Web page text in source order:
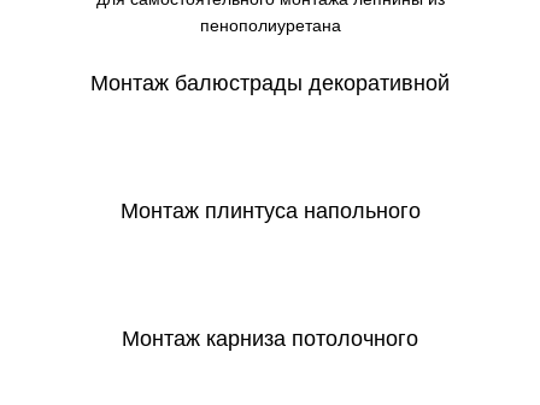
пенополиуретана
Монтаж балюстрады декоративной
Монтаж плинтуса напольного
Монтаж карниза потолочного